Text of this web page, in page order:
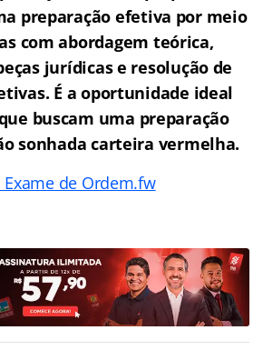
preparação efetiva por meio
com abordagem teórica,
jurídicas e resolução de
É a oportunidade ideal
buscam uma preparação
sonhada carteira vermelha.